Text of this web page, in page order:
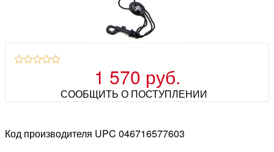
1 570 руб.
СООБЩИТЬ О ПОСТУПЛЕНИИ
Код производителя UPC 046716577603